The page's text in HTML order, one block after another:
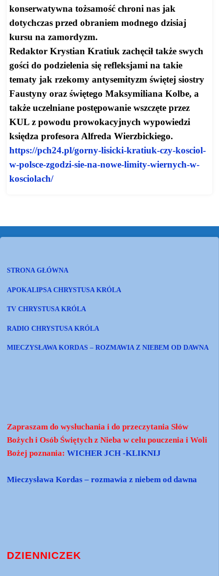
konserwatywna tożsamość chroni nas jak
dotychczas przed obraniem modnego dzisiaj
kursu na zamordyzm.
Redaktor Krystian Kratiuk zachęcił także swych
gości do podzielenia się refleksjami na takie
tematy jak rzekomy antysemityzm świętej siostry
Faustyny oraz świętego Maksymiliana Kolbe, a
także uczelniane postępowanie wszczęte przez
KUL z powodu prowokacyjnych wypowiedzi
księdza profesora Alfreda Wierzbickiego.
https://pch24.pl/gorny-lisicki-kratiuk-czy-kosciol-
w-polsce-zgodzi-sie-na-nowe-limity-wiernych-w-
kosciolach/
STRONA GŁÓWNA
APOKALIPSA CHRYSTUSA KRÓLA
TV CHRYSTUSA KRÓLA
RADIO CHRYSTUSA KRÓLA
MIECZYSŁAWA KORDAS – ROZMAWIA Z NIEBEM OD DAWNA
Zapraszam do wysłuchania i do przeczytania Słów
Bożych i Osób Świętych z Nieba w celu pouczenia i Woli
Bożej poznania:WICHER JCH -KLIKNIJ
Mieczysława Kordas – rozmawia z niebem od dawna
DZIENNICZEK